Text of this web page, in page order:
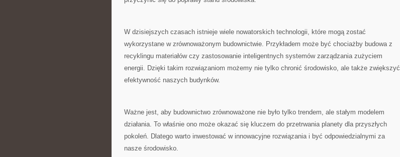
W dzisiejszych czasach istnieje wiele nowatorskich technologii, które mogą zostać
wykorzystane w zrównoważonym budownictwie. Przykładem może być chociażby budowa z
recyklingu materiałów czy zastosowanie inteligentnych systemów zarządzania zużyciem
⁣energii. Dzięki takim rozwiązaniom⁣ możemy ‍nie tylko ⁣chronić środowisko, ale także zwiększyć‌
efektywność naszych budynków.
Ważne jest, aby budownictwo zrównoważone⁢ nie było tylko trendem,‍ ale‌ stałym modelem
działania. To właśnie ono może⁤ okazać się ⁤kluczem do przetrwania planety dla przyszłych
pokoleń. Dlatego warto inwestować w innowacyjne rozwiązania i być odpowiedzialnymi za
nasze środowisko.